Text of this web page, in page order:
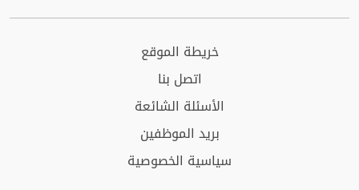
خريطة الموقع
اتصل بنا
الأسئلة الشائعة
بريد الموظفين
سياسية الخصوصية